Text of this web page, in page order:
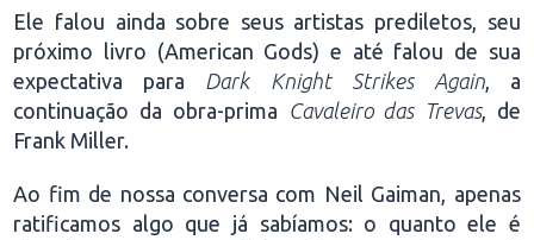
Ele falou ainda sobre seus artistas prediletos, seu
próximo livro (American Gods) e até falou de sua
expectativa para Dark Knight Strikes Again, a
continuação da obra-prima Cavaleiro das Trevas, de
Frank Miller.
Ao fim de nossa conversa com Neil Gaiman, apenas
ratificamos algo que já sabíamos: o quanto ele é